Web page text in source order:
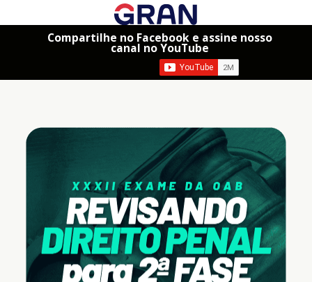
Compartilhe no Facebook e assine nosso
canal no YouTube